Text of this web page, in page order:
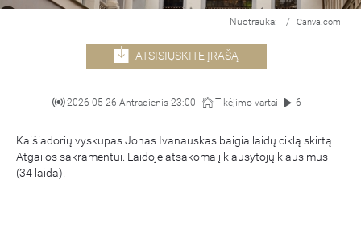
Nuotrauka: / Canva.com
ATSISIŲSKITE ĮRAŠĄ
2026-05-26 Antradienis 23:00 Tikėjimo vartai 6
Kaišiadorių vyskupas Jonas Ivanauskas baigia laidų ciklą skirtą
Atgailos sakramentui. Laidoje atsakoma į klausytojų klausimus
(34 laida).